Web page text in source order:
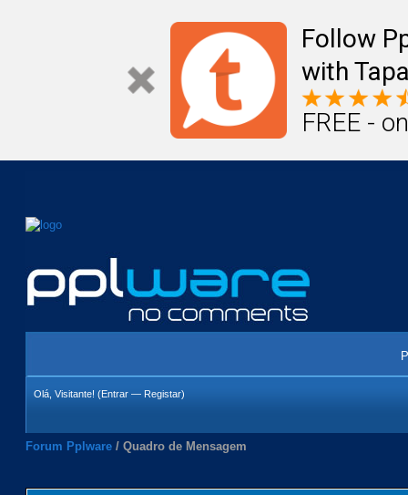
Follow
with
FREE -
Olá, Visitante! (Entrar — Registar)
Forum Pplware / Quadro de Mensagem